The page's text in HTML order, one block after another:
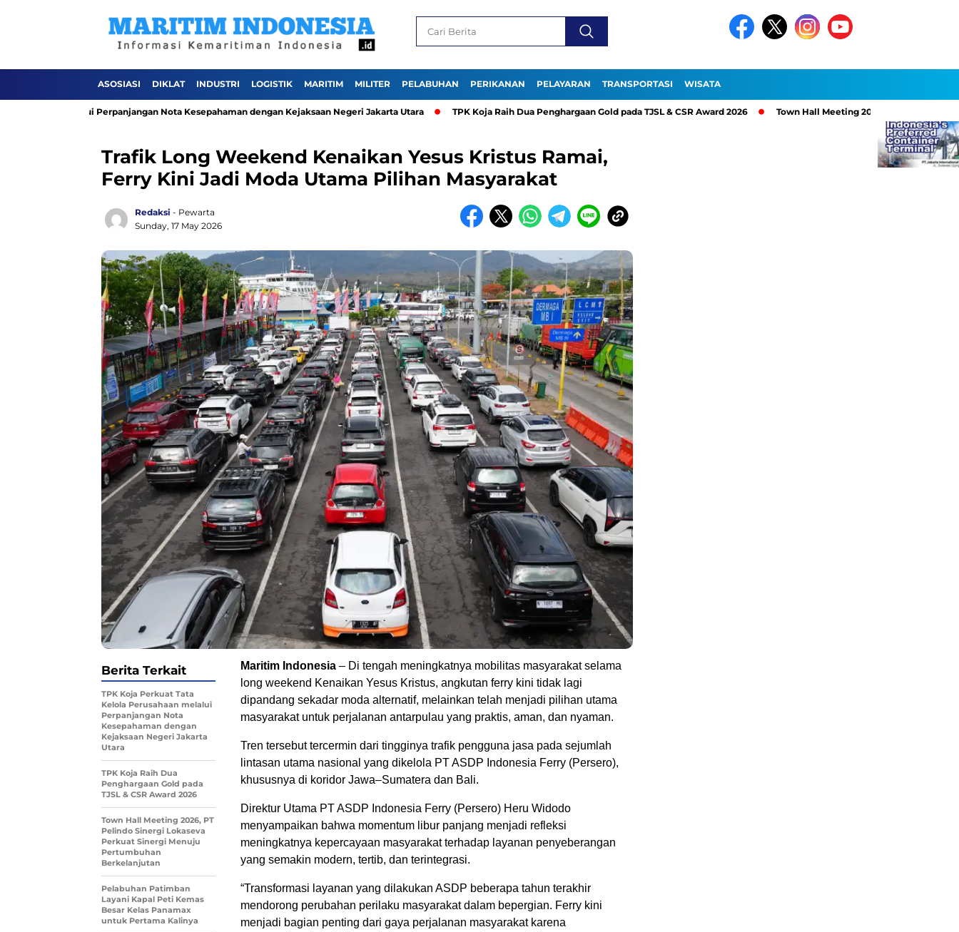
ASOSIASI DIKLAT INDUSTRI LOGISTIK MARITIM MILITER PELABUHAN PERIKANAN PELAYARAN TRANSPORTASI WISATA
melalui Perpanjangan Nota Kesepahaman dengan Kejaksaan Negeri Jakarta Utara TPK Koja Raih Dua Penghargaan Gold pada TJSL & CSR Award 2026 Town Hall Meeting 2026, PT Pelindo Sinergi
Trafik Long Weekend Kenaikan Yesus Kristus Ramai,
Ferry Kini Jadi Moda Utama Pilihan Masyarakat
Redaksi - Pewarta
Sunday, 17 May 2026
Maritim Indonesia – Di tengah meningkatnya mobilitas masyarakat selama
long weekend Kenaikan Yesus Kristus, angkutan ferry kini tidak lagi
dipandang sekadar moda alternatif, melainkan telah menjadi pilihan utama
masyarakat untuk perjalanan antarpulau yang praktis, aman, dan nyaman.
Tren tersebut tercermin dari tingginya trafik pengguna jasa pada sejumlah
lintasan utama nasional yang dikelola PT ASDP Indonesia Ferry (Persero),
khususnya di koridor Jawa–Sumatera dan Bali.
Direktur Utama PT ASDP Indonesia Ferry (Persero) Heru Widodo
menyampaikan bahwa momentum libur panjang menjadi refleksi
meningkatnya kepercayaan masyarakat terhadap layanan penyeberangan
yang semakin modern, tertib, dan terintegrasi.
“Transformasi layanan yang dilakukan ASDP beberapa tahun terakhir
mendorong perubahan perilaku masyarakat dalam bepergian. Ferry kini
menjadi bagian penting dari gaya perjalanan masyarakat karena
Berita Terkait
TPK Koja Perkuat Tata
Kelola Perusahaan melalui
Perpanjangan Nota
Kesepahaman dengan
Kejaksaan Negeri Jakarta
Utara
TPK Koja Raih Dua
Penghargaan Gold pada
TJSL & CSR Award 2026
Town Hall Meeting 2026, PT
Pelindo Sinergi Lokaseva
Perkuat Sinergi Menuju
Pertumbuhan
Berkelanjutan
Pelabuhan Patimban
Layani Kapal Peti Kemas
Besar Kelas Panamax
untuk Pertama Kalinya